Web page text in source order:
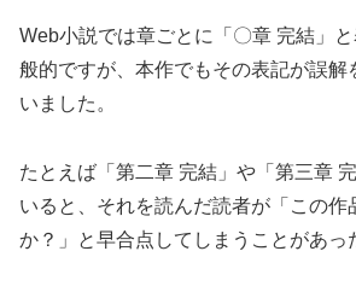
Web小説では章ごとに「〇章 完結」
般的ですが、本作でもその表記が誤解
いました。
たとえば「第二章 完結」や「第三章
いると、それを読んだ読者が「この作
か？」と早合点してしまうことがあっ